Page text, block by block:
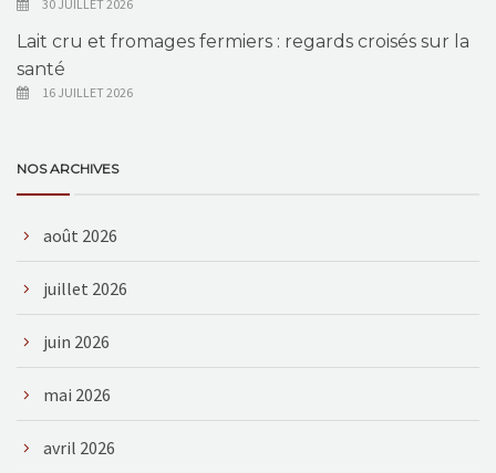
30 JUILLET 2026
Lait cru et fromages fermiers : regards croisés sur la
santé
16 JUILLET 2026
NOS ARCHIVES
août 2026
juillet 2026
juin 2026
mai 2026
avril 2026